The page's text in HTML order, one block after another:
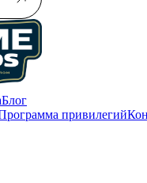
Блог
привилегий